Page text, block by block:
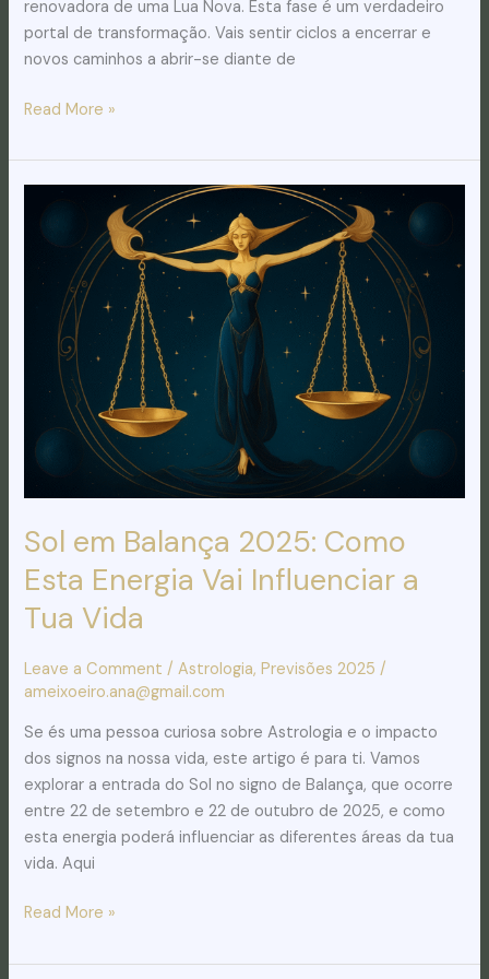
renovadora de uma Lua Nova. Esta fase é um verdadeiro
portal de transformação. Vais sentir ciclos a encerrar e
novos caminhos a abrir-se diante de
Read More »
Sol em Balança 2025: Como
Esta Energia Vai Influenciar a
Tua Vida
Leave a Comment /Astrologia,Previsões 2025 /
ameixoeiro.ana@gmail.com
Se és uma pessoa curiosa sobre Astrologia e o impacto
dos signos na nossa vida, este artigo é para ti. Vamos
explorar a entrada do Sol no signo de Balança, que ocorre
entre 22 de setembro e 22 de outubro de 2025, e como
esta energia poderá influenciar as diferentes áreas da tua
vida. Aqui
Balança
2025:
Como
Energia
Influenciar
Read More »